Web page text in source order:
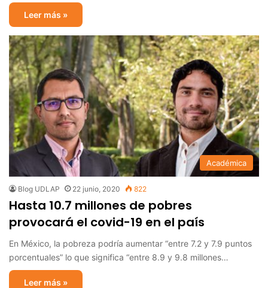
Leer más »
Académica
Blog UDLAP 22 junio, 2020 822
Hasta 10.7 millones de pobres
provocará el covid-19 en el país
En México, la pobreza podría aumentar “entre 7.2 y 7.9 puntos
porcentuales” lo que significa “entre 8.9 y 9.8 millones…
Leer más »